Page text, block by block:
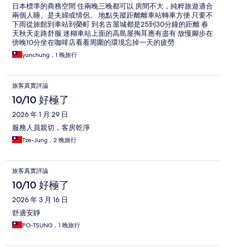
日本標準的商務空間 住兩晚三晚都可以 房間不大，純粹旅遊適合
兩個人睡。是夫婦或情侶。 地點失蹤距離離車站轉車方便 只要不
下雨從旅館到車站到榮町 到名古屋城都是25到30分鐘的距離 春
天秋天走路舒服 迷糊車站上面的高島屋掏耳應有盡有 放慢腳步在
傍晚10分坐在咖啡店看看周圍的環境忘掉一天的疲勞
yunchung，1 晚旅行
旅客真實評論
10/10 好極了
2026 年 1 月 29 日
服務人員親切，客房乾淨
Tze-Jung，2 晚旅行
旅客真實評論
10/10 好極了
2026 年 3 月 16 日
舒適安靜
PO-TSUNG，1 晚旅行